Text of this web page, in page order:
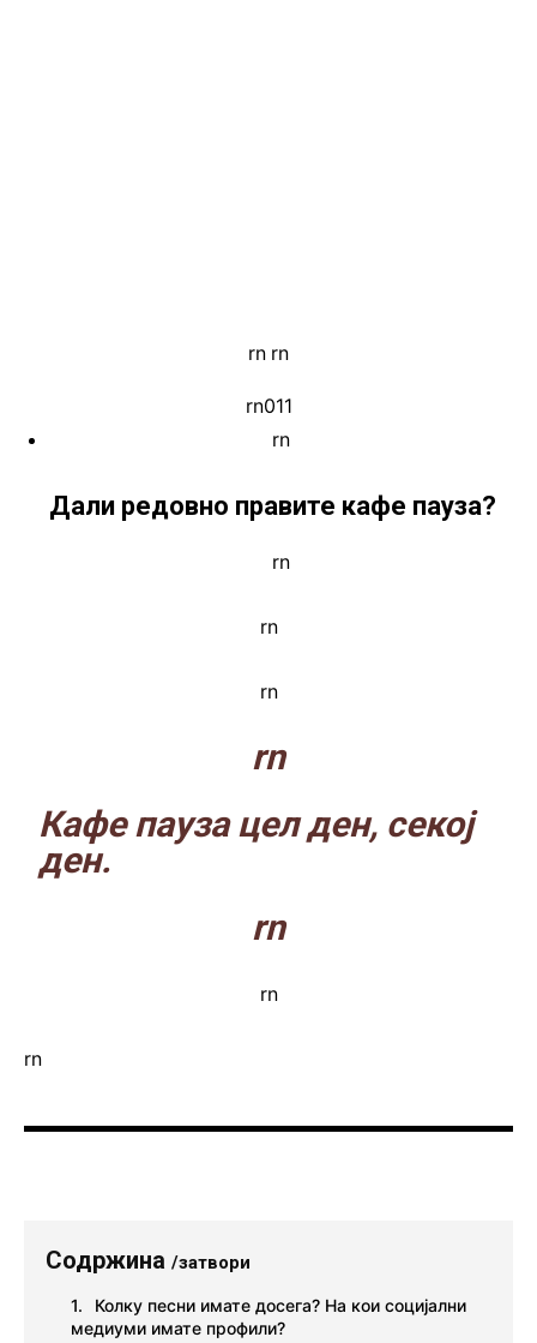
rn rn
rn011
rn
Дали редовно правите кафе пауза?
rn
rn
rn
rn
Кафе пауза цел ден, секој
ден.
rn
rn
rn
Содржина /затвори
Колку песни имате досега? На кои социјални
медиуми имате профили?